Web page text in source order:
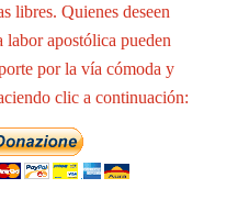
libres. Quienes deseen
labor apostólica pueden
por la vía cómoda y
clic a continuación: